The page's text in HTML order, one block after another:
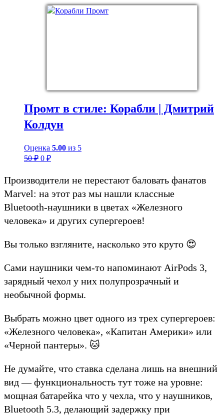
Промт в стиле: Корабли | Дмитрий
Колдун
Оценка 5.00 из 5
50₽ Первоначальная
составляла
0 ₽Текущая
0 ₽.
Производители не перестают баловать фанатов
Marvel: на этот раз мы нашли классные
Bluetooth-наушники в цветах «Железного
человека» и других супергероев!
Вы только взгляните, насколько это круто 😍
Сами наушники чем-то напоминают AirPods 3,
зарядный чехол у них полупрозрачный и
необычной формы.
Выбрать можно цвет одного из трех супергероев:
«Железного человека», «Капитан Америки» или
«Черной пантеры». 🐱
Не думайте, что ставка сделана лишь на внешний
вид — функциональность тут тоже на уровне:
мощная батарейка что у чехла, что у наушников,
Bluetooth 5.3, делающий задержку при